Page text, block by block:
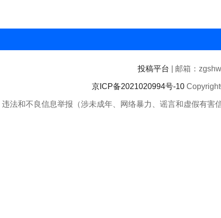
投稿平台 | 邮箱：
京ICP备2021020994号-10
违法和不良信息举报（涉未成年、网络暴力、谣言和虚假有